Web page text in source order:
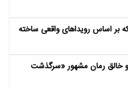
بر اساس رویداهای واقعی ساخته
و خالق رمان مشهور «سرگذشت